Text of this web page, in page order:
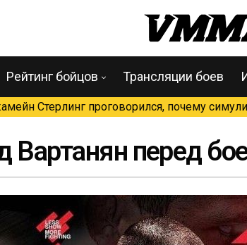
Рейтинг бойцов Трансляции боев
Стерлинг проговорился, почему
Вартанян перед